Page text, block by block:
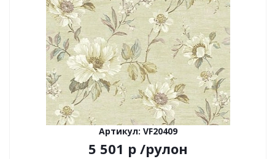
Артикул: VF20409
5 501 р /рулон